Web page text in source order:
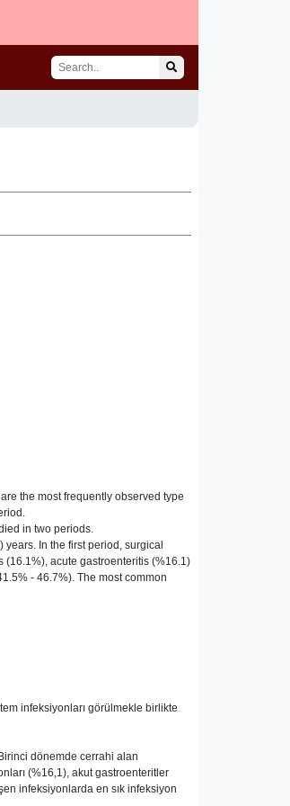
the most frequently observed type
in two periods.
In the first period, surgical
acute gastroenteritis (%16.1)
- 46.7%). The most common
infeksiyonları görülmekle birlikte
dönemde cerrahi alan
(%16,1), akut gastroenteritler
infeksiyonlarda en sık infeksiyon